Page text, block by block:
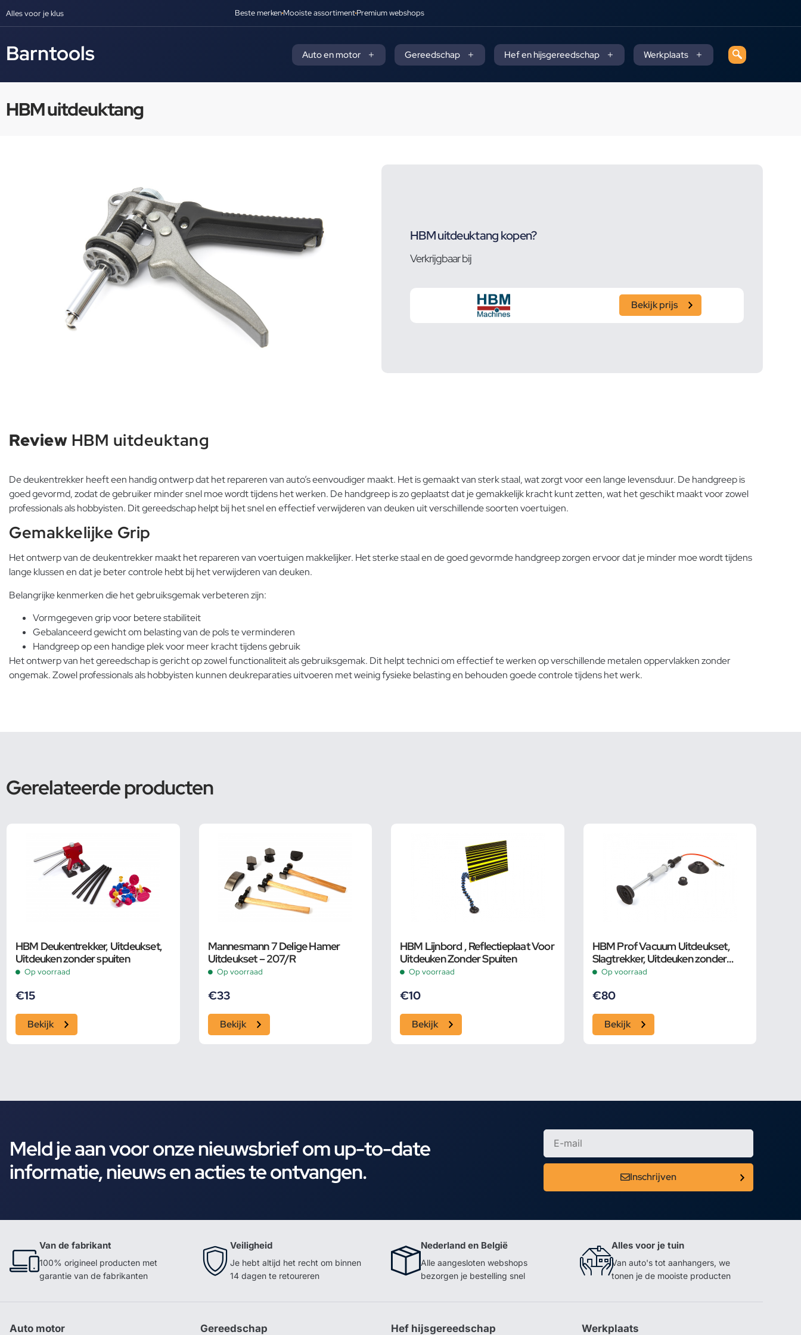
Alles voor je klus Beste merkenMooiste assortimentPremium webshops
Barntools Auto en motor Gereedschap Hef en hijsgereedschap Werkplaats
HBM uitdeuktang
HBM uitdeuktang kopen?
Verkrijgbaar bij
Bekijk prijs
Review HBM uitdeuktang
De deukentrekker heeft een handig ontwerp dat het repareren van auto’s eenvoudiger maakt. Het is gemaakt van sterk staal, wat zorgt voor een lange levensduur. De handgreep is
goed gevormd, zodat de gebruiker minder snel moe wordt tijdens het werken. De handgreep is zo geplaatst dat je gemakkelijk kracht kunt zetten, wat het geschikt maakt voor zowel
professionals als hobbyisten. Dit gereedschap helpt bij het snel en effectief verwijderen van deuken uit verschillende soorten voertuigen.
Gemakkelijke Grip
Het ontwerp van de deukentrekker maakt het repareren van voertuigen makkelijker. Het sterke staal en de goed gevormde handgreep zorgen ervoor dat je minder moe wordt tijdens
lange klussen en dat je beter controle hebt bij het verwijderen van deuken.
Belangrijke kenmerken die het gebruiksgemak verbeteren zijn:
Vormgegeven grip voor betere stabiliteit
Gebalanceerd gewicht om belasting van de pols te verminderen
Handgreep op een handige plek voor meer kracht tijdens gebruik
Het ontwerp van het gereedschap is gericht op zowel functionaliteit als gebruiksgemak. Dit helpt technici om effectief te werken op verschillende metalen oppervlakken zonder
ongemak. Zowel professionals als hobbyisten kunnen deukreparaties uitvoeren met weinig fysieke belasting en behouden goede controle tijdens het werk.
Gerelateerde producten
HBM Deukentrekker, Uitdeukset,
Uitdeuken zonder spuiten
Op voorraad
€15
Bekijk
Mannesmann 7 Delige Hamer
Uitdeukset – 207/R
Op voorraad
€33
Bekijk
HBM Lijnbord , Reflectieplaat Voor
Uitdeuken Zonder Spuiten
Op voorraad
€10
Bekijk
HBM Prof Vacuum Uitdeukset,
Slagtrekker, Uitdeuken zonder
spuiten
Op voorraad
€80
Bekijk
Meld je aan voor onze nieuwsbrief om up-to-date
informatie, nieuws en acties te ontvangen.
Inschrijven
Van de fabrikant
100% origineel producten met
garantie van de fabrikanten
Veiligheid
Je hebt altijd het recht om binnen
14 dagen te retoureren
Nederland en België
Alle aangesloten webshops
bezorgen je bestelling snel
Alles voor je tuin
Van auto's tot aanhangers, we
tonen je de mooiste producten
Auto motor Gereedschap Hef hijsgereedschap Werkplaats